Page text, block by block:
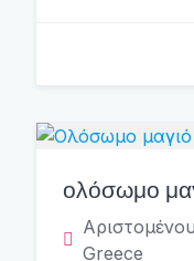
ολόσωμο
Greece